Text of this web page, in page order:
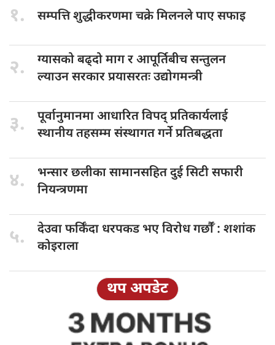
१. सम्पत्ति शुद्धीकरणमाचक्रे मिलनले पाए सफाइ
२. ग्यासको बढ्दोमाग र आपूर्तिबीच सन्तुलन
ल्याउन सरकार प्रयासरतः उद्योगमन्त्री
३. पूर्वानुमानमा आधारितविपद् प्रतिकार्यलाई
स्थानीय तहसम्म संस्थागत गर्ने प्रतिबद्धता
४. भन्सार छलीकासामानसहित दुई सिटी सफारी
नियन्त्रणमा
५. देउवा फर्किँदा धरपकड भए विरोध गर्छौँं : शशांक
कोइराला
थप अपडेट